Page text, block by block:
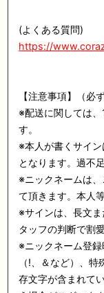
(よくある質問)
https://
【注意事項】（必
※配送に関しては
す。
※本人が書くサイ
となります。過不
※ニックネームは
て頂きます。本人
※サインは、長文
タッフの判断で割
※ニックネーム登
（!、＆など）、
存文字が含まれて